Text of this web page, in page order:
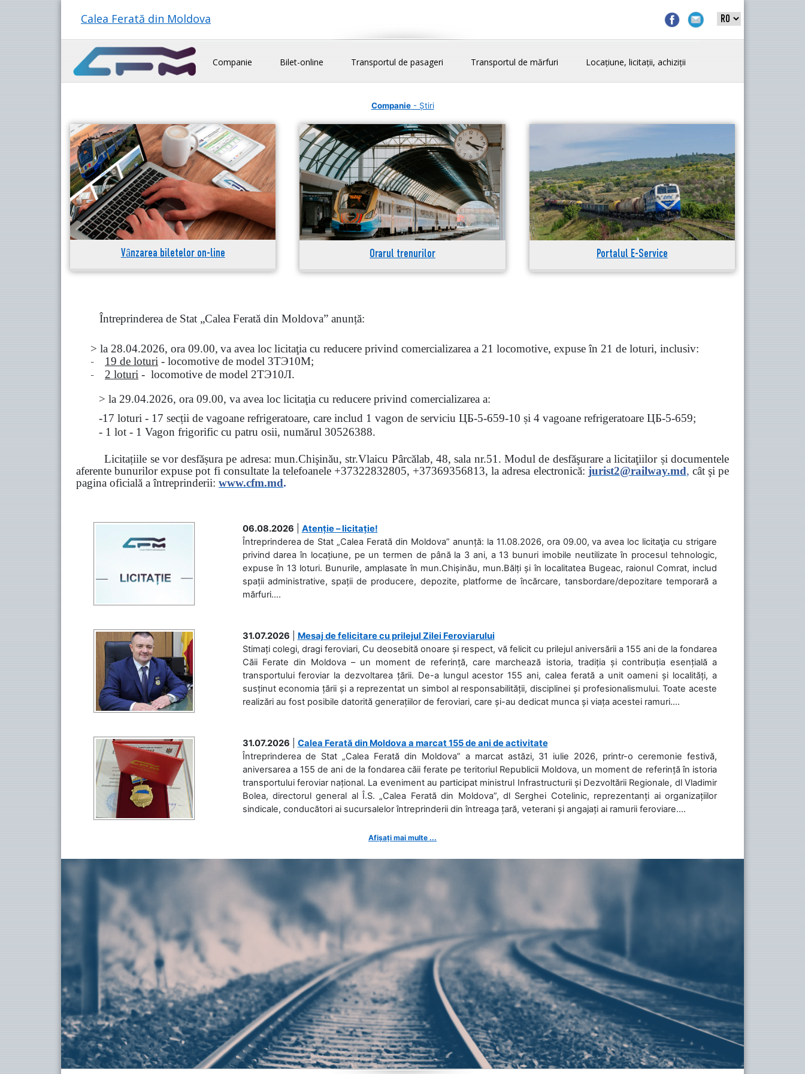
Calea Ferată din Moldova
Companie Bilet-online Transportul de pasageri Transportul de mărfuri Locațiune, licitații, achiziții
Companie- Știri
Vânzarea biletelor on-line Orarul trenurilor Portalul E-Service
Întreprinderea de Stat „Calea Ferată din Moldova” anunță:
> la 28.04.2026, ora 09.00, va avea loc licitaţia cu reducere privind comercializarea a 21 locomotive, expuse în 21 de loturi, inclusiv:
- 19 de loturi - locomotive de model 3ТЭ10М;
- 2 loturi - locomotive de model 2ТЭ10Л.
> la 29.04.2026, ora 09.00, va avea loc licitaţia cu reducere privind comercializarea a:
-17 loturi - 17 secții de vagoane refrigeratoare, care includ 1 vagon de serviciu ЦБ-5-659-10 și 4 vagoane refrigeratoare ЦБ-5-659;
- 1 lot - 1 Vagon frigorific cu patru osii, numărul 30526388.
Licitațiile se vor desfășura pe adresa: mun.Chişinău, str.Vlaicu Pârcălab, 48, sala nr.51.Modul de desfăşurare a licitaţiilor și documentele
aferente bunurilor expuse pot fi consultate la telefoanele +37322832805, +37369356813, la adresa electronică: jurist2@railway.md, cât şi pe
pagina oficială a întreprinderii: www.cfm.md.
06.08.2026
Atenție – licitație!
Întreprinderea de Stat „Calea Ferată din Moldova” anunță: la 11.08.2026, ora 09.00, va avea loc licitaţia cu strigare
privind darea în locațiune, pe un termen de până la 3 ani, a 13 bunuri imobile neutilizate în procesul tehnologic,
expuse în 13 loturi. Bunurile, amplasate în mun.Chișinău, mun.Bălți și în localitatea Bugeac, raionul Comrat, includ
spații administrative, spații de producere, depozite, platforme de încărcare, tansbordare/depozitare temporară a
mărfuri....
31.07.2026
Mesaj de felicitare cu prilejul Zilei Feroviarului
Stimați colegi, dragi feroviari, Cu deosebită onoare și respect, vă felicit cu prilejul aniversării a 155 ani de la fondarea
Căii Ferate din Moldova – un moment de referință, care marchează istoria, tradiția și contribuția esențială a
transportului feroviar la dezvoltarea țării. De-a lungul acestor 155 ani, calea ferată a unit oameni și localități, a
susținut economia țării și a reprezentat un simbol al responsabilității, disciplinei și profesionalismului. Toate aceste
realizări au fost posibile datorită generațiilor de feroviari, care și-au dedicat munca și viața acestei ramuri....
31.07.2026
Calea Ferată din Moldova a marcat 155 de ani de activitate
Întreprinderea de Stat „Calea Ferată din Moldova” a marcat astăzi, 31 iulie 2026, printr-o ceremonie festivă,
aniversarea a 155 de ani de la fondarea căii ferate pe teritoriul Republicii Moldova, un moment de referință în istoria
transportului feroviar național. La eveniment au participat ministrul Infrastructurii și Dezvoltării Regionale, dl Vladimir
Bolea, directorul general al Î.S. „Calea Ferată din Moldova”, dl Serghei Cotelinic, reprezentanți ai organizațiilor
sindicale, conducători ai sucursalelor întreprinderii din întreaga țară, veterani și angajați ai ramurii feroviare....
Afișați mai multe ...